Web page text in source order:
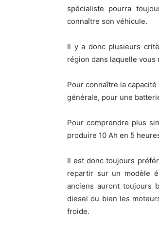
spécialiste pourra
connaître son véhicule.
Il y a donc plusieurs
région dans laquelle
Pour connaître la
générale, pour une
Pour comprendre plus
produire 10 Ah en 5
Il est donc toujours
repartir sur un modèle
anciens auront toujours
diesel ou bien les
froide.